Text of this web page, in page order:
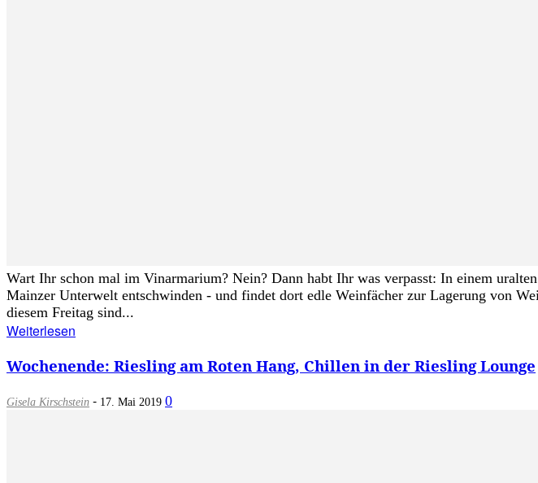
Wart Ihr schon mal im Vinarmarium? Nein? Dann habt Ihr was verpasst: In einem
Mainzer Unterwelt entschwinden - und findet dort edle Weinfächer zur Lagerung von
diesem Freitag sind...
Weiterlesen
Wochenende: Riesling am Roten Hang, Chillen in der Riesling Lounge
Gisela Kirschstein - 17. Mai 2019 0